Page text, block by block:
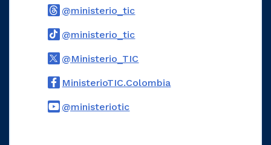
@ministerio_ticLogo Threads
@ministerio_ticLogo Tiktok
@Ministerio_TIC
MinisterioTIC.ColombiaLogo Facebook
@ministerioticLogo Youtube